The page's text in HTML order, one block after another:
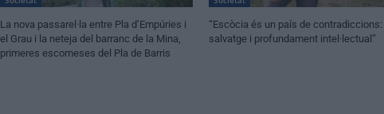
La nova passarel·la entre Pla d’Empúries i
el Grau i la neteja del barranc de la Mina,
primeres escomeses del Pla de Barris
“Escòcia és un país de contradiccions:
salvatge i profundament intel·lectual”